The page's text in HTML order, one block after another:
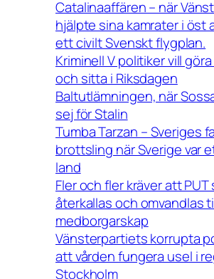
Catalinaaffären – när
hjälpte sina kamrater i öst
ett civilt Svenskt flygplan.
Kriminell V politiker vill
och sitta i Riksdagen
Baltutlämningen, när
sej för Stalin
Tumba Tarzan – Sveriges
brottsling när Sverige var
land
Fler och fler kräver att PUT
återkallas och omvandlas
medborgarskap
Vänsterpartiets korrupta
att vården fungera usel i
Stockholm